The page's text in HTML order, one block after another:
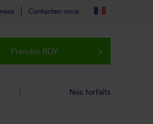
Contactez-nous
Prendre RDV keyboard_arrow_right
Nos forfaits